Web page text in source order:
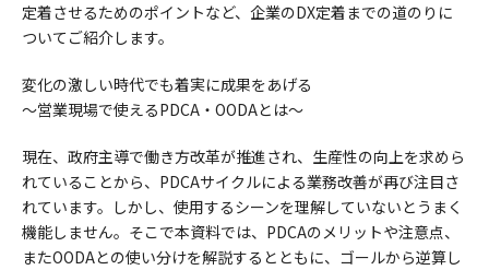
定着させるためのポイントなど、企業のDX定着までの道のりに
ついてご紹介します。
変化の激しい時代でも着実に成果をあげる
～営業現場で使えるPDCA・OODAとは～
現在、政府主導で働き方改革が推進され、生産性の向上を求めら
れていることから、PDCAサイクルによる業務改善が再び注目さ
れています。しかし、使用するシーンを理解していないとうまく
機能しません。そこで本資料では、PDCAのメリットや注意点、
またOODAとの使い分けを解説するとともに、ゴールから逆算し